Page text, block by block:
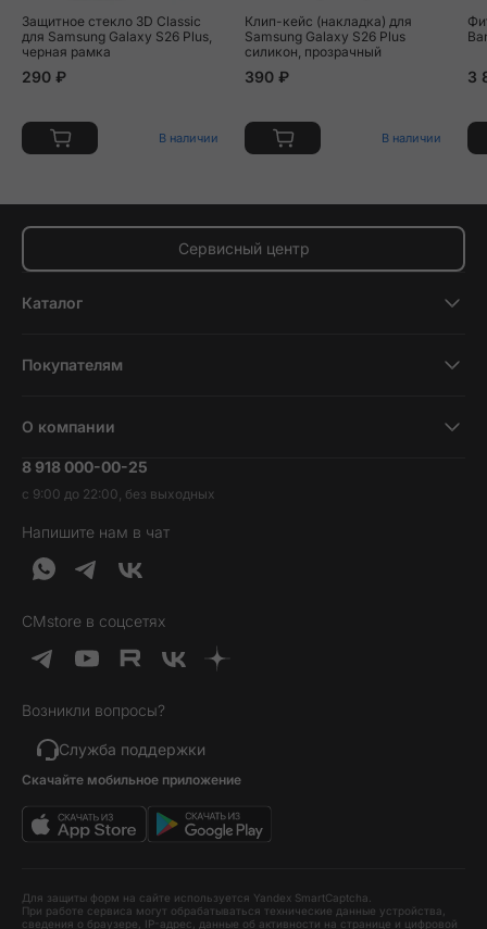
Защитное стекло 3D Classic
для Samsung Galaxy S26 Plus,
черная рамка
290 ₽
В наличии
Клип-кейс (накладка) для
Samsung Galaxy S26 Plus
силикон, прозрачный
390 ₽
В наличии
3
Сервисный центр
Каталог
Планшеты
Наушники и колонки
Гаджеты
Услуги и софт
Идеи подарков
Товары дня
Выгодные комплекты
Хиты продаж
Уценка
Покупателям
Трейд-ин
Гарантия и возврат
Доставка и оплата
Кредит и рассрочка
О компании
Вакансии
Контакты
Обратная связь
О нас
8 918 000-00-25
с 9:00 до 22:00, без выходных
Напишите нам в чат
CMstore в соцсетях
Возникли вопросы?
Служба поддержки
Скачайте мобильное приложение
Для защиты форм на сайте используется Yandex SmartCaptcha.
При работе сервиса могут обрабатываться технические данные устройства,
сведения о браузере, IP-адрес, данные об активности на странице и цифровой